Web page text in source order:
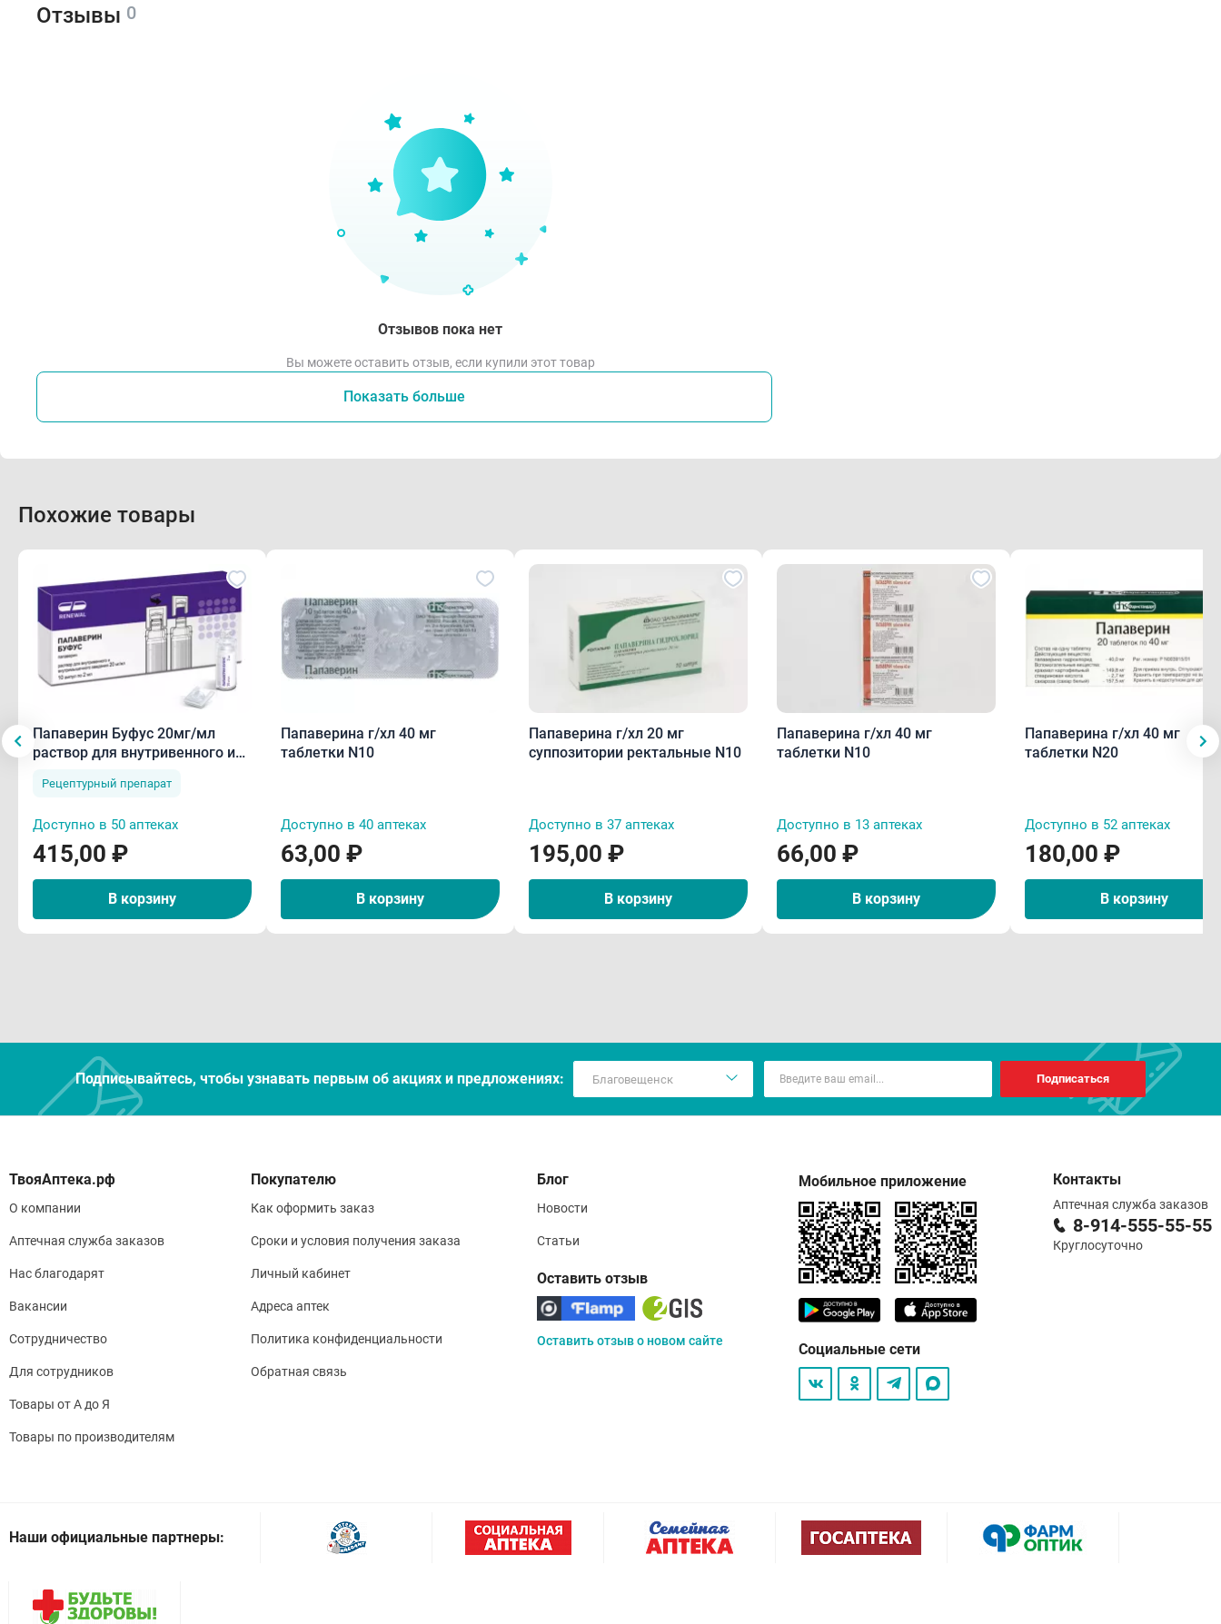
Фармакотерапевтическая группа
Миотропный спазмолитик.
Фармакодинамика
Ингибирует ФДЭ, вызывает накопление в клетке цАМФ и уменьшает содержание внутриклеточного кальция. Снижает
тонус гладких мышц внутренних органов (ЖКТ, дыхательной, мочевыделительной, половой системы) и сосудов.
При применении в средних терапевтических дозах действие на ЦНС выражено слабо.
Фармакокинетика
Лекарственное взаимодействие
При одновременном применении с антихолинергическими средствами возможно усиление антихолинергических
эффектов. Полагают, что при одновременном применении с алпростадилом для интракавернозного введения
существует риск развития приапизма. Имеются сообщения об уменьшении эффективности леводопы при ее
одновременном применении. Уменьшает гипотензивный эффект метилдопы.
наджелудочковой тахикардии, шоковых состояниях.
В/в следует вводить медленно и под контролем врача. В период лечения следует исключить употребление алкоголя.
Отзывы 0
Отзывов пока нет
Вы можете оставить отзыв, если купили этот товар
Показать больше
Похожие товары
Папаверин Буфус 20мг/мл
раствор для внутривенного и
2мл ампулы N10
Рецептурный препарат
Доступно в 50 аптеках
415,00 ₽
В корзину
Папаверина г/хл 40 мг
таблетки N10
Доступно в 40 аптеках
63,00 ₽
В корзину
Папаверина г/хл 20 мг
суппозитории ректальные N10
Доступно в 37 аптеках
195,00 ₽
В корзину
Папаверина г/хл 40 мг
таблетки N10
Доступно в 13 аптеках
66,00 ₽
В корзину
Папаверина г/хл 40 мг
таблетки N20
Доступно в 52 аптеках
180,00 ₽
В корзину
Подписывайтесь, чтобы узнавать первым об акцияx и предложениях: Подписаться
О компании
Аптечная служба заказов
Нас благодарят
Вакансии
Сотрудничество
Для сотрудников
Товары от А до Я
Товары по производителям
Покупателю
Как оформить заказ
Сроки и условия получения заказа
Личный кабинет
Адреса аптек
Политика конфиденциальности
Обратная связь
Блог
Новости
Статьи
Оставить отзыв
Оставить отзыв о новом сайте
Мобильное приложение
Социальные сети
Контакты
Аптечная служба заказов
8-914-555-55-55
Круглосуточно
Наши официальные партнеры: